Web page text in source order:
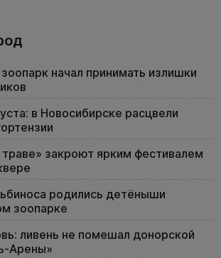
начал принимать излишки
в Новосибирске расцвели
закроют ярким фестивалем
родились детёныши
зоопарке
ливень не помешал донорской
Арены»